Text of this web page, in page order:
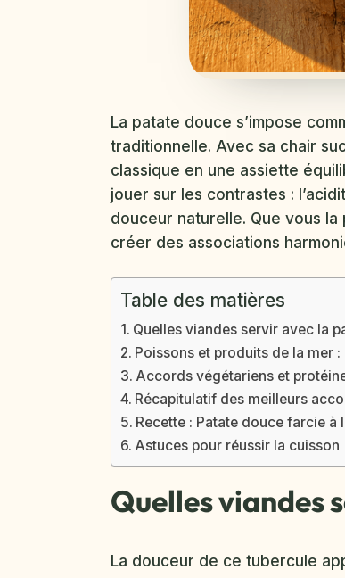
La patate douce s’impose
traditionnelle. Avec sa chair
classique en une assiette
jouer sur les contrastes :
douceur naturelle. Que vous
créer des associations
Table des matières
Quelles viandes servir avec la
Poissons et produits de la mer
Accords végétariens et
Récapitulatif des meilleurs
Recette : Patate douce farcie à
Astuces pour réussir la cuisson
Quelles viandes
La douceur de ce tubercule